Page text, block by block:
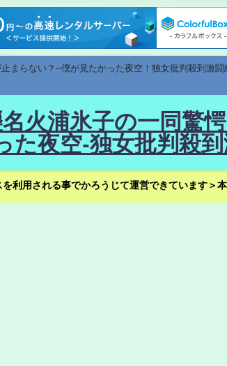
まらない？--僕が見たかった夜空！独女批判殺到激
火浦氷子の一同驚
た夜空-独女批判殺
利用される事でかろうじて運営できています＞